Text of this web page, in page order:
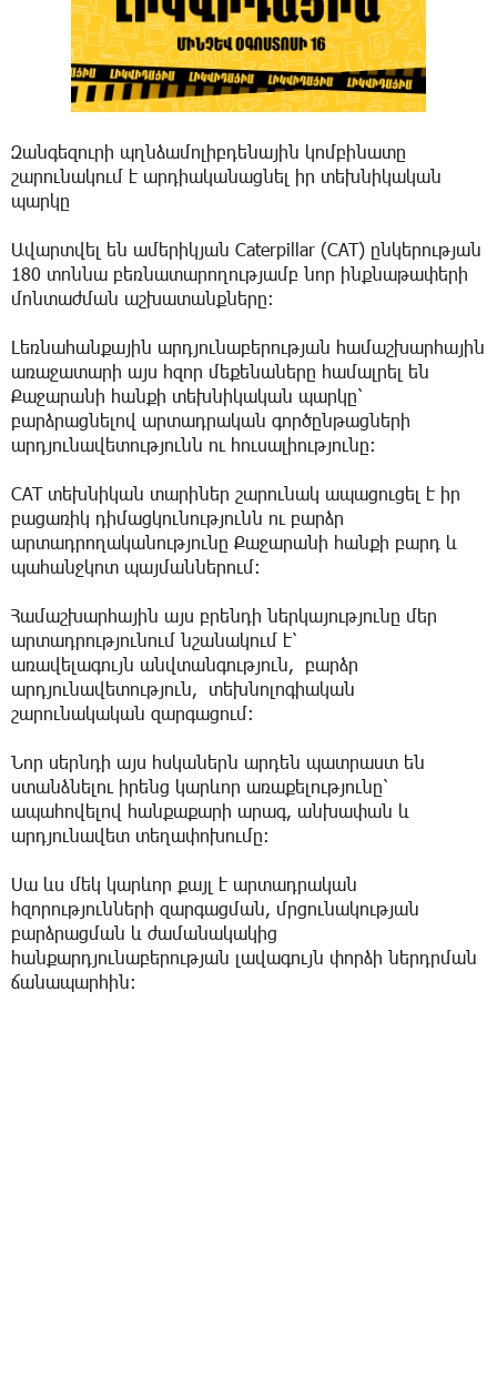
Զանգեզուրի պղնձամոլիբդենային կոմբինատը
շարունակում է արդիականացնել իր տեխնիկական
պարկը
Ավարտվել են ամերիկյան Caterpillar (CAT) ընկերության
180 տոննա բեռնատարողությամբ նոր ինքնաթափերի
մոնտաժման աշխատանքները։
Լեռնահանքային արդյունաբերության համաշխարհային
առաջատարի այս հզոր մեքենաները համալրել են
Քաջարանի հանքի տեխնիկական պարկը՝
բարձրացնելով արտադրական գործընթացների
արդյունավետությունն ու հուսալիությունը։
CAT տեխնիկան տարիներ շարունակ ապացուցել է իր
բացառիկ դիմացկունությունն ու բարձր
արտադրողականությունը Քաջարանի հանքի բարդ և
պահանջկոտ պայմաններում։
Համաշխարհային այս բրենդի ներկայությունը մեր
արտադրությունում նշանակում է՝
առավելագույն անվտանգություն, բարձր
արդյունավետություն, տեխնոլոգիական
շարունակական զարգացում։
Նոր սերնդի այս հսկաներն արդեն պատրաստ են
ստանձնելու իրենց կարևոր առաքելությունը՝
ապահովելով հանքաքարի արագ, անխափան և
արդյունավետ տեղափոխումը։
Սա ևս մեկ կարևոր քայլ է արտադրական
հզորությունների զարգացման, մրցունակության
բարձրացման և ժամանակակից
հանքարդյունաբերության լավագույն փորձի ներդրման
ճանապարհին։